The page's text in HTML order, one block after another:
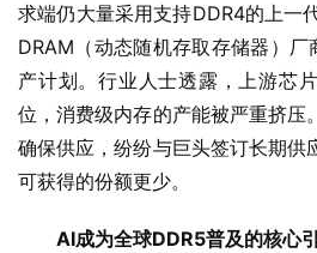
求端仍大量采用支持DDR4的上一
DRAM（动态随机存取存储器）
产计划。行业人士透露，上游芯
位，消费级内存的产能被严重挤压
确保供应，纷纷与巨头签订长期供
可获得的份额更少。
AI成为全球DDR5普及的核心